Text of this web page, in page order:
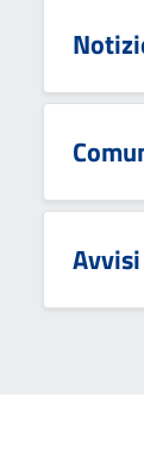
Avvisi